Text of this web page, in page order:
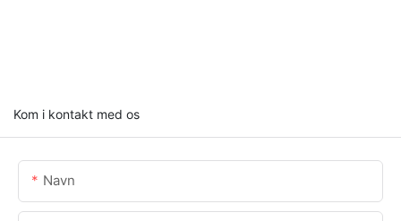
Kom i kontakt med os
Navn